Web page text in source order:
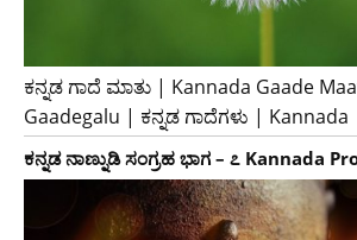
ಕನ್ನಡ ಗಾದೆ ಮಾತು | Kannada Gaade
Gaadegalu | ಕನ್ನಡ ಗಾದೆಗಳು | Kannada
ಕನ್ನಡ ನಾಣ್ನುಡಿ ಸಂಗ್ರಹ ಭಾಗ – ೭ Kannada